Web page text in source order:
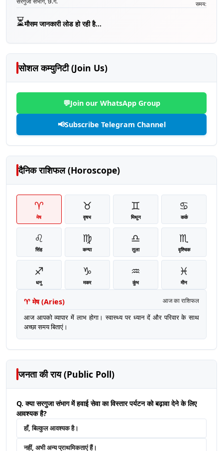
समय:
⏳मौसम जानकारी लोड हो रही है...
सोशल कम्युनिटी (Join Us)
💬Join our WhatsApp Group
📢Subscribe Telegram Channel
दैनिक राशिफल (Horoscope)
♈
मेष
♉
वृषभ
♊
मिथुन
♋
कर्क
♌
सिंह
♍
कन्या
♎
तुला
♏
वृश्चिक
♐
धनु
♑
मकर
♒
कुंभ
♓
मीन
♈ मेष(Aries) आज का राशिफल
आज आपको व्यापार में लाभ होगा। स्वास्थ्य पर ध्यान दें और परिवार के साथ
अच्छा समय बिताएं।
जनता की राय (Public Poll)
Q. क्या सरगुजा संभाग में हवाई सेवा का विस्तार पर्यटन को बढ़ावा देने के लिए
आवश्यक है?
हाँ, बिल्कुल आवश्यक है।
नहीं, अभी अन्य प्राथमिकताएं हैं।